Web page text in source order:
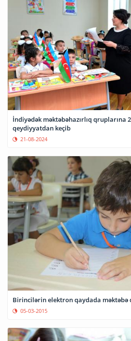
İndiyədək məktəbəhazırlıq qruplarına
qeydiyyatdan keçib
21-08-2024
Birincilərin elektron qaydada məktəbə
05-03-2015